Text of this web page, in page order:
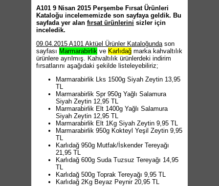
A101 9 Nisan 2015 Perşembe Fırsat Ürünleri
Kataloğu incelememizde son sayfaya geldik. Bu
sayfada yer alan fırsat ürünlerini sizler için
inceledik.
09.04.2015 A101 Aktüel Ürünler Kataloğundason
sayfası Marmarabirlik ve Karlıdağ marka kahvaltılık
ürünlere ayrılmış. Kahvaltılık ürünlerdeki indirim
fırsatlarını aşağıdaki şekilde listeleyebiliriz;
Marmarabirlik Lks 1500g Siyah Zeytin 13,95
TL
Marmarabirlik Spr 950g Yağlı Salamura
Siyah Zeytin 12,95 TL
Marmarabirlik Elt 1400g Yağlı Salamura
Siyah Zeytin 12,95 TL
Marmarabirlik Elt 1Kg Siyah Zeytin 9,95 TL
Marmarabirlik 950g Kokteyl Yeşil Zeytin 9,95
TL
Karlıdağ 950g Mutfak/İskender Tereyağı
21,95 TL
Karlıdağ 600g Suda Tuzsuz Tereyağı 14,95
TL
Karlıdağ 500g Toprak Tereyağı 9,95 TL
Karlıdağ 2Kg Beyaz Peynir 20,95 TL